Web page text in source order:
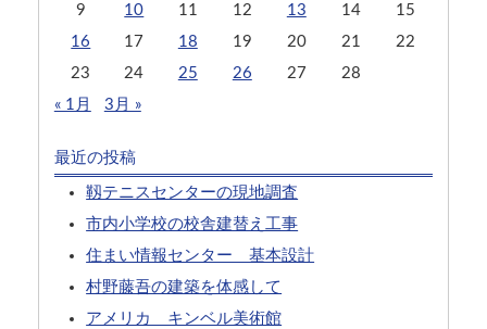
9
10 11 12 13 14
15
16
17 18 19 20 21
22
23
24 25 26 27
28
« 1月
3月 »
最近の投稿
靱テニスセンターの現地調査
市内小学校の校舎建替え工事
住まい情報センター 基本設計
村野藤吾の建築を体感して
アメリカ キンベル美術館